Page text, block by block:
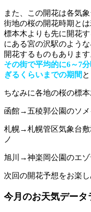
また、この開花は各気
街地の桜の開花時期と
標本木よりも先に開花
にある宮の沢駅のよう
開花するものもありま
その街で平均的に6～7
ぎるくらいまでの期間
ちなみに各地の桜の標
函館→五稜郭公園のソメ
札幌→札幌管区気象台敷
ノ
旭川→神楽岡公園のエゾ
次回の開花予想をお楽し
今月のお天気データ